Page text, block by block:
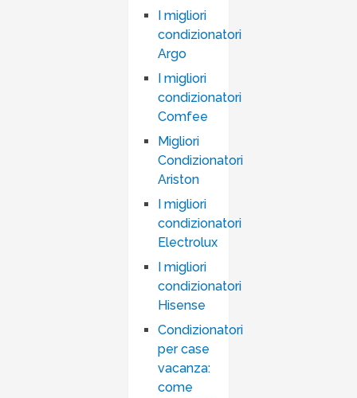
I migliori
condizionatori
Argo
I migliori
condizionatori
Comfee
Migliori
Condizionatori
Ariston
I migliori
condizionatori
Electrolux
I migliori
condizionatori
Hisense
Condizionatori
per case
vacanza:
come